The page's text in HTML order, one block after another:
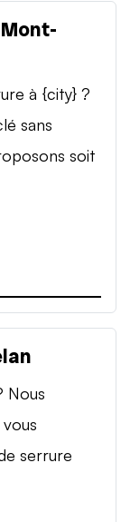
à {city} ?
sans
soit
Nous
serrure